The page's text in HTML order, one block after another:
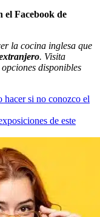
el Facebook de
la cocina inglesa que
. Visita
disponibles
hacer si no conozco el
de este